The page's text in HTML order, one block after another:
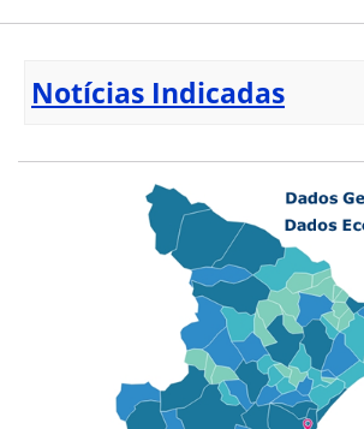
Notícias Indicadas